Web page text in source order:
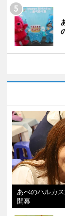
あべのハルカ
開幕